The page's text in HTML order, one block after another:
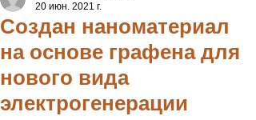
Создан наноматериал
на основе графена для
нового вида
электрогенерации
20 июн. 2021 г.